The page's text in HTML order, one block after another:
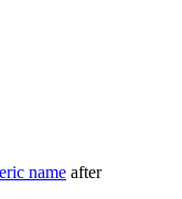
name after